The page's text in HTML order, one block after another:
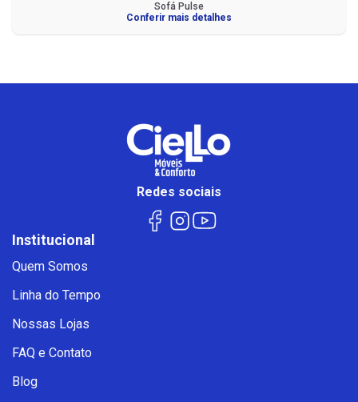
Sofá Pulse
Conferir mais detalhes
Redes sociais
Institucional
Quem Somos
Linha do Tempo
Nossas Lojas
FAQ e Contato
Blog